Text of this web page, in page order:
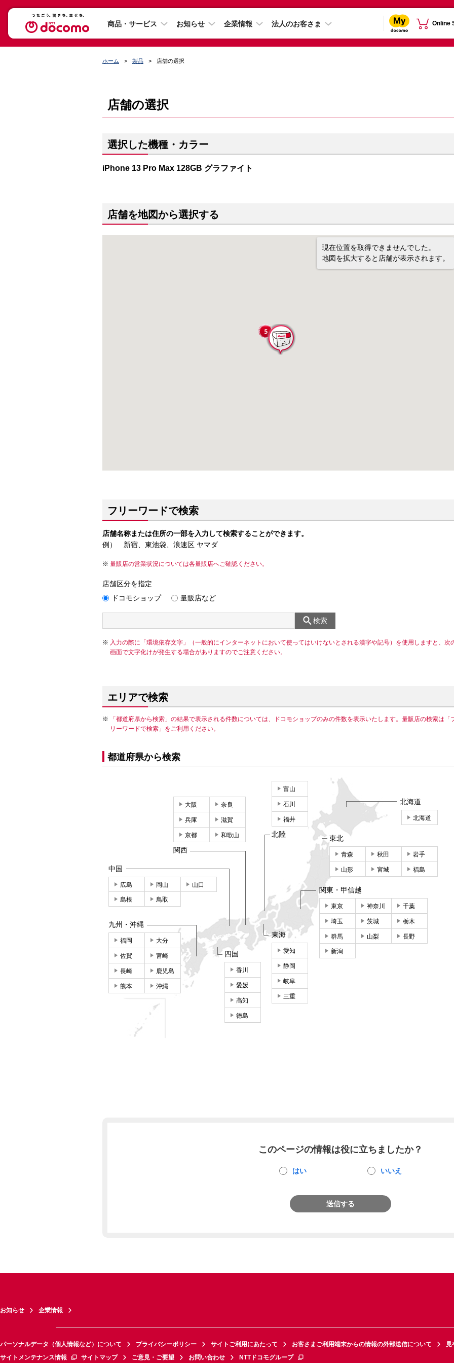
商品・サービス お知らせ 企業情報 法人のお客さま Online
ホーム 製品 店舗の選択
店舗の選択
選択した機種・カラー
iPhone 13 Pro Max 128GB グラファイト
店舗を地図から選択する
現在位置を取得できませんでした。
地図を拡大すると店舗が表示されます。
フリーワードで検索
店舗名称または住所の一部を入力して検索することができます。
例） 新宿、東池袋、浪速区 ヤマダ
量販店の営業状況については各量販店へご確認ください。
店舗区分を指定
ドコモショップ
量販店など
検索
入力の際に「環境依存文字」（一般的にインターネットにおいて使ってはいけないとされる漢字や記号）を使用しますと、次
画面で文字化けが発生する場合がありますのでご注意ください。
エリアで検索
「都道府県から検索」の結果で表示される件数については、ドコモショップのみの件数を表示いたします。量販店の検索は「
リーワードで検索」をご利用ください。
都道府県から検索
北海道
北海道
東北
青森 秋田 岩手
山形 宮城 福島
関東・甲信越
東京 神奈川 千葉
埼玉 茨城 栃木
群馬 山梨 長野
新潟
東海
愛知
静岡
岐阜
三重
富山
石川
福井
北陸
大阪 奈良
兵庫 滋賀
京都 和歌山
関西
中国
広島 岡山 山口
島根 鳥取
四国
香川
愛媛
高知
徳島
九州・沖縄
福岡 大分
佐賀 宮崎
長崎 鹿児島
熊本 沖縄
このページの情報は役に立ちましたか？
はい いいえ
送信する
お知らせ 企業情報
パーソナルデータ（個人情報など）について プライバシーポリシー サイトご利用にあたって お客さまご利用端末からの情報の外部送信について
見
サイトメンテナンス情報
サイトマップ ご意見・ご要望 お問い合わせ NTTドコモグループ